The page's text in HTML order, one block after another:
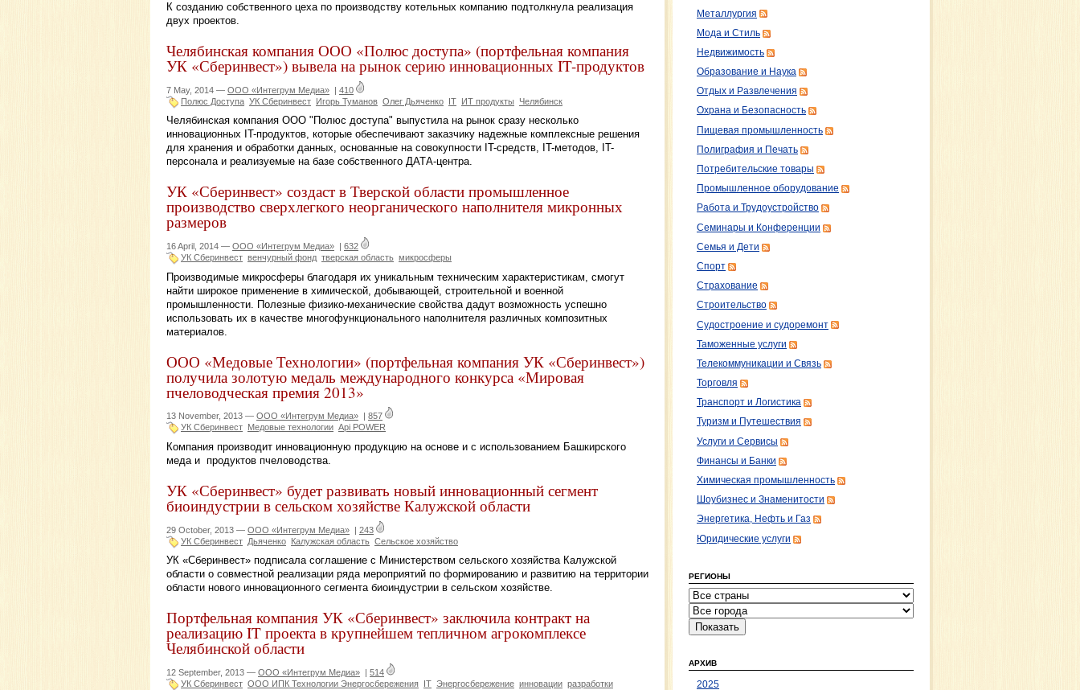
К созданию собственного цеха по производству котельных компанию подтолкнула реализация
двух проектов.
Челябинская компания ООО «Полюс доступа» (портфельная компания
УК «Сберинвест») вывела на рынок серию инновационных IT-продуктов
7 May, 2014 — ООО «Интегрум Медиа» | 410
Полюс Доступа УК Сберинвест Игорь Туманов Олег Дьяченко IT ИТ продукты Челябинск
Челябинская компания ООО "Полюс доступа" выпустила на рынок сразу несколько
инновационных IT-продуктов, которые обеспечивают заказчику надежные комплексные решения
для хранения и обработки данных, основанные на совокупности IT-средств, IT-методов, IT-
персонала и реализуемые на базе собственного ДАТА-центра.
УК «Сберинвест» создаст в Тверской области промышленное
производство сверхлегкого неорганического наполнителя микронных
размеров
16 April, 2014 — ООО «Интегрум Медиа» | 632
УК Сберинвест венчурный фонд тверская область микросферы
Производимые микросферы благодаря их уникальным техническим характеристикам, смогут
найти широкое применение в химической, добывающей, строительной и военной
промышленности. Полезные физико-механические свойства дадут возможность успешно
использовать их в качестве многофункционального наполнителя различных композитных
материалов.
ООО «Медовые Технологии» (портфельная компания УК «Сберинвест»)
получила золотую медаль международного конкурса «Мировая
пчеловодческая премия 2013»
13 November, 2013 — ООО «Интегрум Медиа»
857
УК Сберинвест Медовые технологии Api POWER
Компания производит инновационную продукцию на основе и с использованием Башкирского
меда и продуктов пчеловодства.
УК «Сберинвест» будет развивать новый инновационный сегмент
биоиндустрии в сельском хозяйстве Калужской области
29 October, 2013 — ООО «Интегрум Медиа» | 243
УК Сберинвест Дьяченко Калужская область Сельское хозяйство
УК «Сберинвест» подписала соглашение с Министерством сельского хозяйства Калужской
области о совместной реализации ряда мероприятий по формированию и развитию на территории
области нового инновационного сегмента биоиндустрии в сельском хозяйстве.
Портфельная компания УК «Сберинвест» заключила контракт на
реализацию IT проекта в крупнейшем тепличном агрокомплексе
Челябинской области
12 September, 2013 — ООО «Интегрум Медиа» | 514
УК Сберинвест ООО ИПК Технологии Энергосбережения IT Энергосбережение инновации разработки
Металлургия
Мода и Стиль
Недвижимость
Образование и Наука
Отдых и Развлечения
Охрана и Безопасность
Пищевая промышленность
Полиграфия и Печать
Потребительские товары
Промышленное оборудование
Работа и Трудоустройство
Семинары и Конференции
Семья и Дети
Спорт
Страхование
Строительство
Судостроение и судоремонт
Таможенные услуги
Телекоммуникации и Связь
Торговля
Транспорт и Логистика
Туризм и Путешествия
Услуги и Сервисы
Финансы и Банки
Химическая промышленность
Шоубизнес и Знаменитости
Энергетика, Нефть и Газ
Юридические услуги
РЕГИОНЫ
АРХИВ
2025